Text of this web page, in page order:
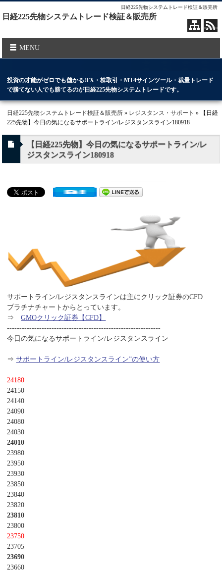
日経225先物システムトレード検証＆販売所
日経225先物システムトレード検証＆販売所
MENU
投資の才能がゼロでも儲かる!FX・株取引・MT4サインツール・裁量トレード
で勝てない人でも勝てるのが日経225先物システムトレードです。
日経225先物システムトレード検証＆販売所 » レジスタンス・サポート » 【日経
225先物】今日の気になるサポートライン/レジスタンスライン180918
【日経225先物】今日の気になるサポートライン/レ
ジスタンスライン180918
サポートライン/レジスタンスラインは主にクリック証券のCFD
プラチナチャートからとっています。
⇒GMOクリック証券【CFD】
--------------------------------------------------------------
今日の気になるサポートライン/レジスタンスライン
⇒サポートライン/レジスタンスライン”の使い方
24180
24150
24140
24090
24080
24030
24010
23980
23950
23930
23850
23840
23820
23810
23800
23750
23705
23690
23660